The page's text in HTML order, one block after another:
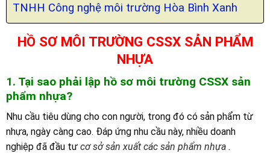
TNHH Công nghệ môi trường Hòa Bình Xanh
HỒ SƠ MÔI TRƯỜNG CSSX SẢN PHẨM
NHỰA
1. Tại sao phải lập hồ sơ môi trường CSSX sản
phẩm nhựa?
Nhu cầu tiêu dùng cho con người, trong đó có sản phẩm từ
nhựa, ngày càng cao. Đáp ứng nhu cầu này, nhiều doanh
nghiệp đã đầu tư cơ sở sản xuất các sản phẩm nhựa .